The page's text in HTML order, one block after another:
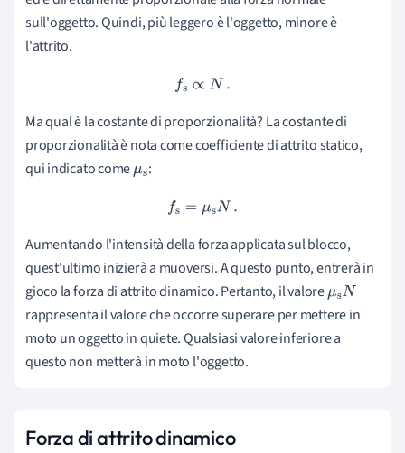
sull'oggetto. Quindi, più leggero è l'oggetto, minore è
l'attrito.
f s∝ N.
Ma qual è la costante di proporzionalità? La costante di
proporzionalità è nota come coefficiente di attrito statico,
qui indicato comeμs:
s= μsN.
Aumentando l'intensità della forza applicata sul blocco,
quest'ultimo inizierà a muoversi. A questo punto, entrerà in
gioco la forza di attrito dinamico. Pertanto, il valoreμsN
rappresenta il valore che occorre superare per mettere in
moto un oggetto in quiete. Qualsiasi valore inferiore a
questo non metterà in moto l'oggetto.
Forza di attrito dinamico